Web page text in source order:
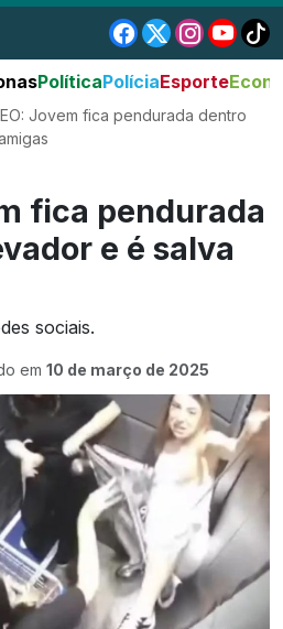
PolíticaPolíciaEsporte
Jovem fica pendurada dentro
fica pendurada
e é salva
sociais.
em 10 de março de 2025